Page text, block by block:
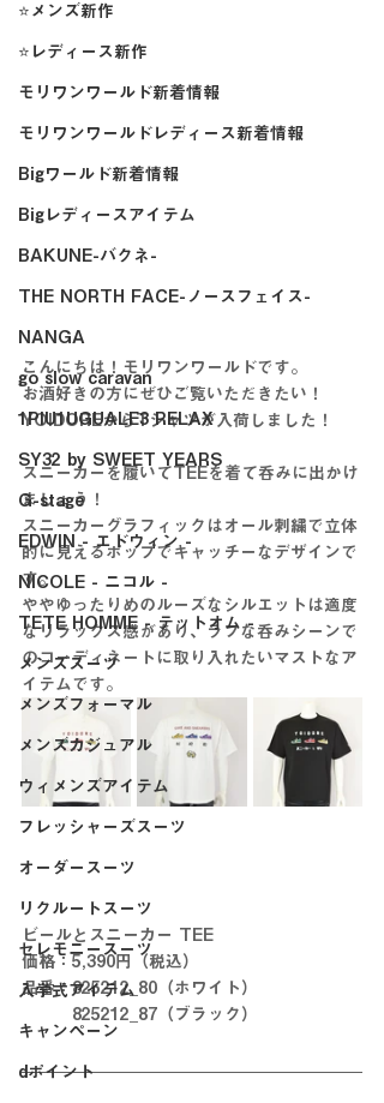
⭐メンズ新作
⭐レディース新作
モリワンワールド新着情報
モリワンワールドレディース新着情報
Bigワールド新着情報
Bigレディースアイテム
BAKUNE-バクネ-
THE NORTH FACE-ノースフェイス-
NANGA
go slow caravan
1PIU1UGUALE3 RELAX
SY32 by SWEET YEARS
G-stage
EDWIN - エドウィン -
NICOLE - ニコル -
TETE HOMME - テットオム -
メンズスーツ
メンズフォーマル
メンズカジュアル
ウィメンズアイテム
フレッシャーズスーツ
オーダースーツ
リクルートスーツ
セレモニースーツ
入学式アイテム
キャンペーン
dポイント
こんにちは！モリワンワールドです。
お酒好きの方にぜひご覧いただきたい！
YOIDOREからTシャツが入荷しました！
スニーカーを履いてTEEを着て呑みに出かけ
ましょう！
スニーカーグラフィックはオール刺繍で立体
的に見えるポップでキャッチーなデザインで
す。
ややゆったりめのルーズなシルエットは適度
なリラックス感があり、ラフな呑みシーンで
のコーディネートに取り入れたいマストなア
イテムです。
ビールとスニーカー TEE
価格：5,390円（税込）
品番：825212_80（ホワイト）
825212_87（ブラック）